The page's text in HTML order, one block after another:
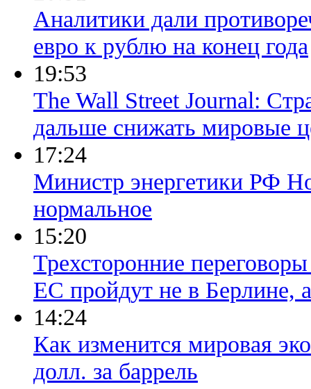
Аналитики дали
евро к рублю на конец года
19:53
The Wall Street Journal:
дальше снижать мировые
17:24
Министр энергетики РФ
нормальное
15:20
Трехсторонние
ЕС пройдут не в Берлине,
14:24
Как изменится мировая
долл. за баррель